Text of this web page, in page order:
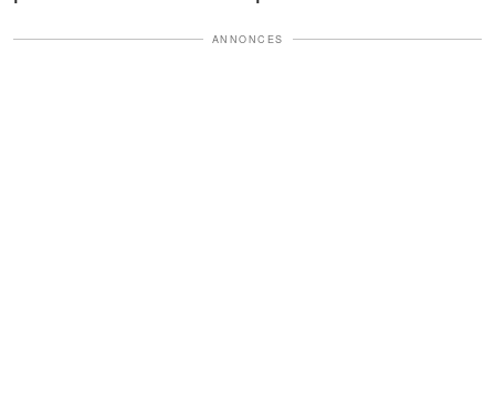
ANNONCES